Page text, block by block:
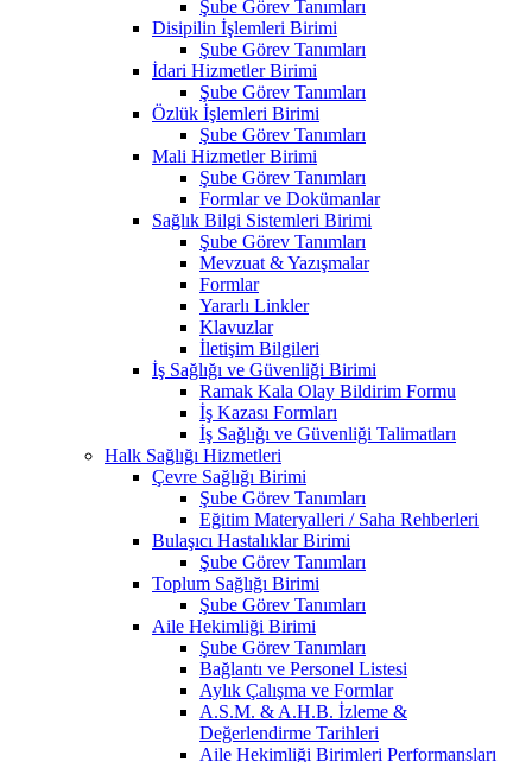
Şube Görev Tanımları
Disipilin İşlemleri Birimi
Şube Görev Tanımları
İdari Hizmetler Birimi
Şube Görev Tanımları
Özlük İşlemleri Birimi
Şube Görev Tanımları
Mali Hizmetler Birimi
Şube Görev Tanımları
Formlar ve Dokümanlar
Sağlık Bilgi Sistemleri Birimi
Şube Görev Tanımları
Mevzuat & Yazışmalar
Formlar
Yararlı Linkler
Klavuzlar
İletişim Bilgileri
İş Sağlığı ve Güvenliği Birimi
Ramak Kala Olay Bildirim Formu
İş Kazası Formları
İş Sağlığı ve Güvenliği Talimatları
Halk Sağlığı Hizmetleri
Çevre Sağlığı Birimi
Şube Görev Tanımları
Eğitim Materyalleri / Saha Rehberleri
Bulaşıcı Hastalıklar Birimi
Şube Görev Tanımları
Toplum Sağlığı Birimi
Şube Görev Tanımları
Aile Hekimliği Birimi
Şube Görev Tanımları
Bağlantı ve Personel Listesi
Aylık Çalışma ve Formlar
A.S.M. & A.H.B. İzleme &
Değerlendirme Tarihleri
Aile Hekimliği Birimleri Performansları